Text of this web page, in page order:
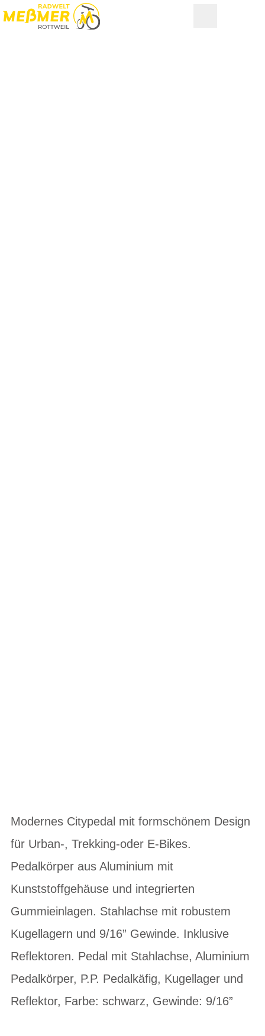
Modernes Citypedal mit formschönem Design
für Urban-, Trekking-oder E-Bikes.
Pedalkörper aus Aluminium mit
Kunststoffgehäuse und integrierten
Gummieinlagen. Stahlachse mit robustem
Kugellagern und 9/16” Gewinde. Inklusive
Reflektoren. Pedal mit Stahlachse, Aluminium
Pedalkörper, P.P. Pedalkäfig, Kugellager und
Reflektor, Farbe: schwarz, Gewinde: 9/16”